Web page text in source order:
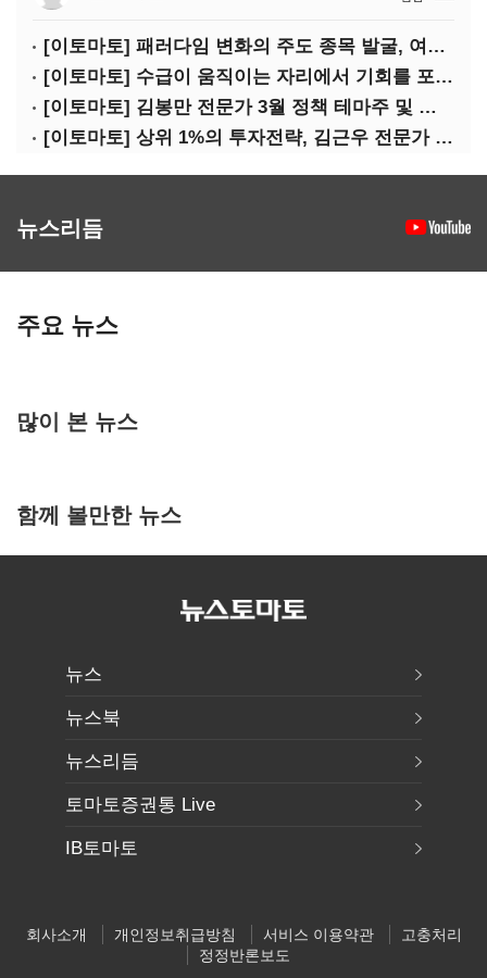
[이토마토] 패러다임 변화의 주도 종목 발굴, 여인수 전문가 투자클럽
[이토마토] 수급이 움직이는 자리에서 기회를 포착하다, 김형일 전문가 투자클럽
[이토마토] 김봉만 전문가 3월 정책 테마주 및 제약 바이오 선취매 전략 아카데미 3/5(목) 2부 진행
[이토마토] 상위 1%의 투자전략, 김근우 전문가 투자클럽에서 확인하세요
뉴스리듬
주요 뉴스
많이 본 뉴스
함께 볼만한 뉴스
뉴스
뉴스북
뉴스리듬
토마토증권통 Live
IB토마토
회사소개 개인정보취급방침 서비스 이용약관
고충처리
정정반론보도